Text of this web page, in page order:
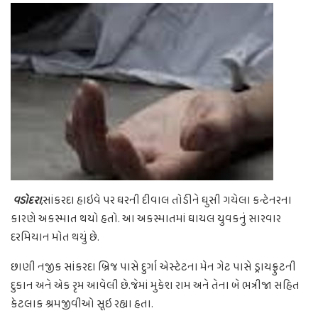
વડોદરા,સાંકરદા હાઇવે પર ઘરની દીવાલ તોડીને ઘુસી ગયેલા કન્ટેનરના
કારણે અકસ્માત થયો હતો. આ અકસ્માતમાં ઘાયલ યુવકનું સારવાર
દરમિયાન મોત થયું છે.
છાણી નજીક સાંકરદા બ્રિજ પાસે દુર્ગા એસ્ટેટના મેન ગેટ પાસે ડ્રાયફ્રુટની
દુકાન અને એક રૃમ આવેલી છે.જેમાં મુકેશ રામ અને તેના બે ભત્રીજા સહિત
કેટલાક શ્રમજીવીઓ સૂઇ રહ્યા હતા.